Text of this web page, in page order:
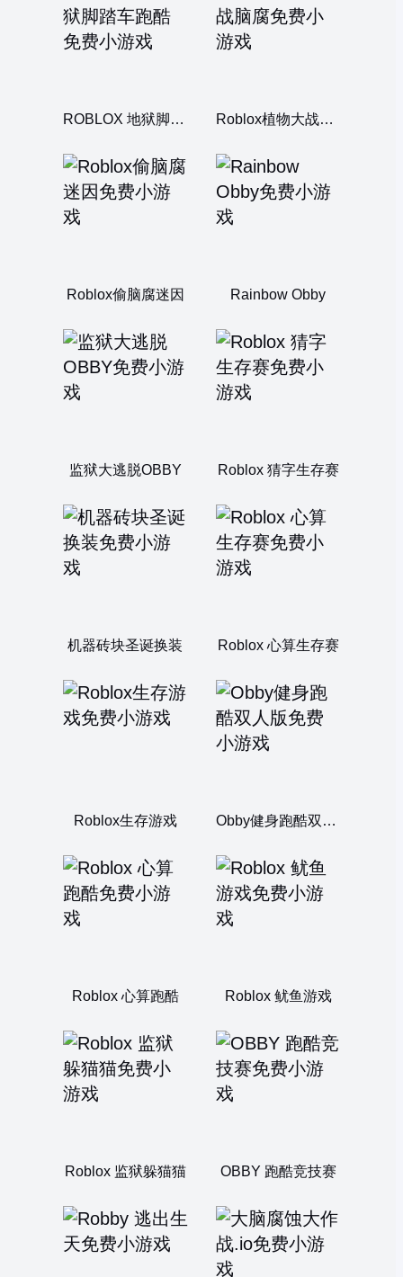
ROBLOX 地狱脚踏车跑酷 Roblox植物大战脑腐
Roblox偷脑腐迷因 Rainbow Obby
监狱大逃脱OBBY Roblox 猜字生存赛
机器砖块圣诞换装 Roblox 心算生存赛
Roblox生存游戏 Obby健身跑酷双人版
Roblox 心算跑酷 Roblox 鱿鱼游戏
Roblox 监狱躲猫猫 OBBY 跑酷竞技赛